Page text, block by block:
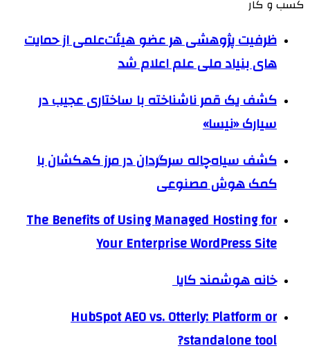
کسب و کار
ظرفیت پژوهشی هر عضو هیئت‌علمی از حمایت
های بنیاد ملی علم اعلام شد
کشف یک قمر ناشناخته با ساختاری عجیب در
سیارک «نیسا»
کشف سیاه‌چاله سرگردان در مرز کهکشان با
کمک هوش مصنوعی
The Benefits of Using Managed Hosting for
Your Enterprise WordPress Site
خانه هوشمند کایا
HubSpot AEO vs. Otterly: Platform or
standalone tool?